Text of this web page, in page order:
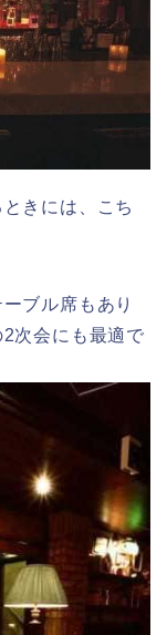
きには、こち
ブル席もあり
次会にも最適で